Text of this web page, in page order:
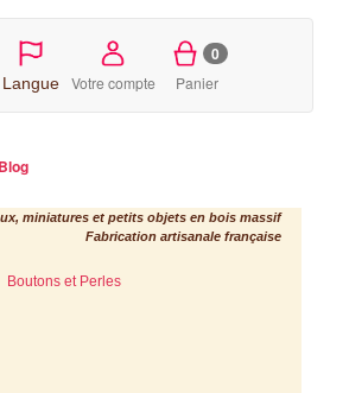
Langue Votre compte
0
Panier
miniatures et petits objets en bois massif
Fabrication artisanale française
Boutons et Perles